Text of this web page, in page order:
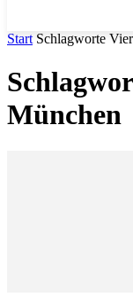
Start Schlagworte
München